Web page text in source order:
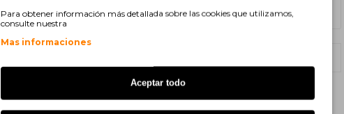
Para obtener información más detallada sobre las cookies que utilizamos,
consulte nuestra
Mas informaciones
Aceptar todo